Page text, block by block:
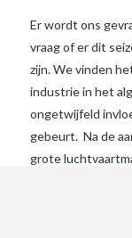
Er wordt ons
vraag of er dit
zijn. We vinden
industrie in het
ongetwijfeld
gebeurt. Na de
grote